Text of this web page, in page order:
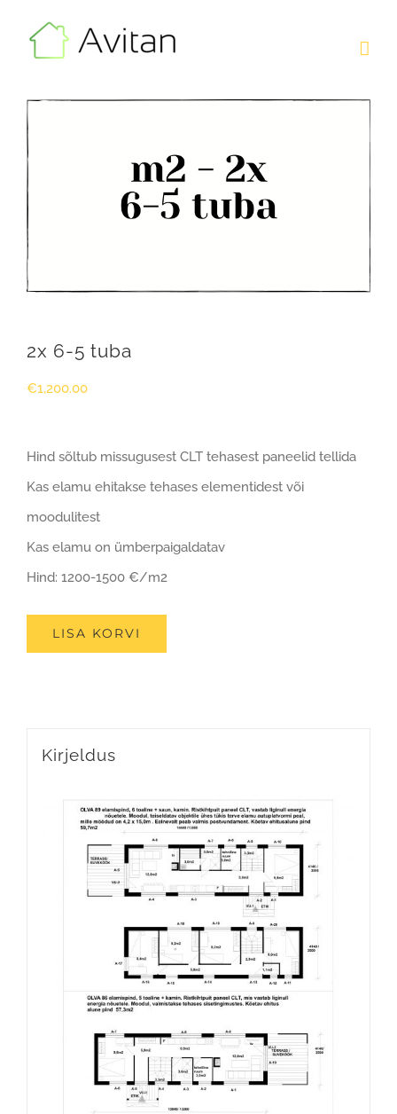
2x 6-5 tuba
€1,200.00
Hind sõltub missugusest CLT tehasest paneelid tellida
Kas elamu ehitakse tehases elementidest või
moodulitest
Kas elamu on ümberpaigaldatav
Hind: 1200-1500 €/m2
LISA KORVI
Kirjeldus